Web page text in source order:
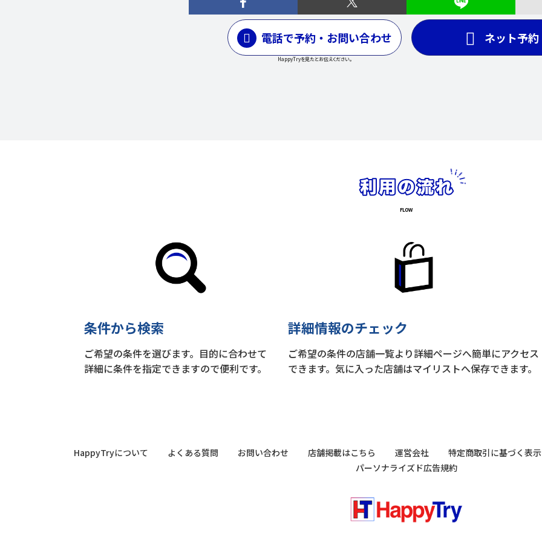
ネット予約
電話で予約・お問い合わせ
HappyTryを見たとお伝えください。
条件から検索
ご希望の条件を選びます。目的に合わせて
詳細に条件を指定できますので便利です。
詳細情報のチェック
ご希望の条件の店舗一覧より詳細ページへ簡単にアクセス
できます。気に入った店舗はマイリストへ保存できます。
HappyTryについて よくある質問 お問い合わせ 店舗掲載はこちら 運営会社
特定商取引に基づく表示
パーソナライズド広告規約